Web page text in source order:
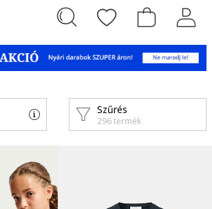
Szűrés
296 termék